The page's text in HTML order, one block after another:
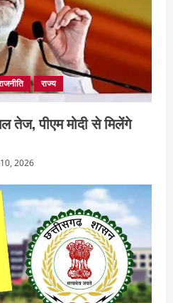
राज्य
तेज, पीएम मोदी से मिलेंगे
2026